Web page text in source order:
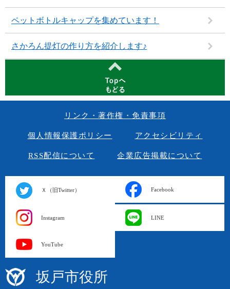
ペットボトルキャップを集めています！
さかろん提灯の作り方を紹介します♪
リンク・著作権・免責事項
個人情報保護ポリシー アクセシビリティ
RSS配信について 企業広告掲載について
Ｘ（旧Twitter） Facebook
Instagram LINE
YouTube
坂戸市役所